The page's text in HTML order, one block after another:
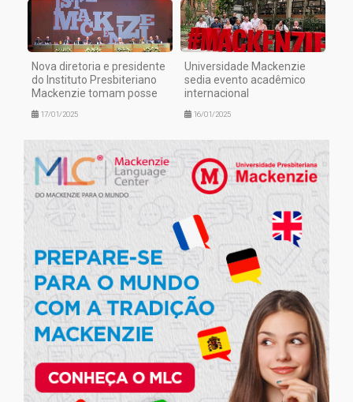
Nova diretoria e presidente
do Instituto Presbiteriano
Mackenzie tomam posse
17/01/2025
Universidade Mackenzie
sedia evento acadêmico
internacional
16/01/2025